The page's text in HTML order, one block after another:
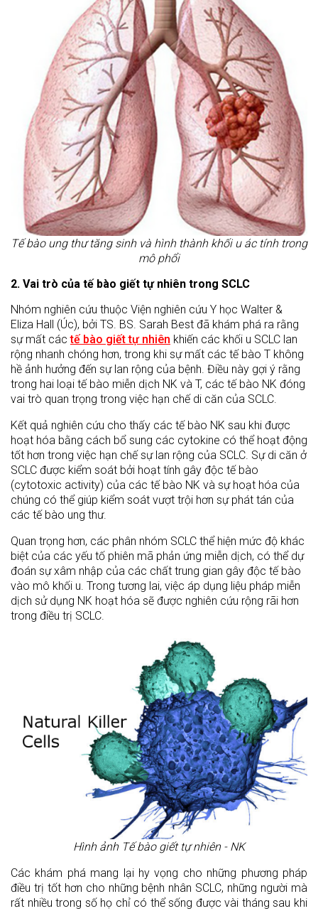
Tế bào ung thư tăng sinh và hình thành khối u ác tính trong
mô phổi
2. Vai trò của tế bào giết tự nhiên trong SCLC
Nhóm nghiên cứu thuộc Viện nghiên cứu Y học Walter &
Eliza Hall (Úc), bởi TS. BS. Sarah Best đã khám phá ra rằng
sự mất cáctế bào giết tự nhiên khiến các khối u SCLC lan
rộng nhanh chóng hơn, trong khi sự mất các tế bào T không
hề ảnh hưởng đến sự lan rộng của bệnh. Điều này gợi ý rằng
trong hai loại tế bào miễn dịch NK và T, các tế bào NK đóng
vai trò quan trọng trong việc hạn chế di căn của SCLC.
Kết quả nghiên cứu cho thấy các tế bào NK sau khi được
hoạt hóa bằng cách bổ sung các cytokine có thể hoạt động
tốt hơn trong việc hạn chế sự lan rộng của SCLC. Sự di căn ở
SCLC được kiểm soát bởi hoạt tính gây độc tế bào
(cytotoxic activity) của các tế bào NK và sự hoạt hóa của
chúng có thể giúp kiểm soát vượt trội hơn sự phát tán của
các tế bào ung thư.
Quan trọng hơn, các phân nhóm SCLC thể hiện mức độ khác
biệt của các yếu tố phiên mã phản ứng miễn dịch, có thể dự
đoán sự xâm nhập của các chất trung gian gây độc tế bào
vào mô khối u. Trong tương lai, việc áp dụng liệu pháp miễn
dịch sử dụng NK hoạt hóa sẽ được nghiên cứu rộng rãi hơn
trong điều trị SCLC.
Hình ảnh Tế bào giết tự nhiên - NK
Các khám phá mang lại hy vọng cho những phương pháp
điều trị tốt hơn cho những bệnh nhân SCLC, những người mà
rất nhiều trong số họ chỉ có thể sống được vài tháng sau khi